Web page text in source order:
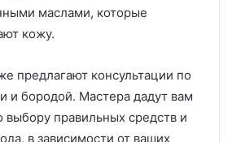
маслами, которые
кожу.
предлагают консультации по
и бородой. Мастера дадут вам
правильных средств и
в зависимости от ваших